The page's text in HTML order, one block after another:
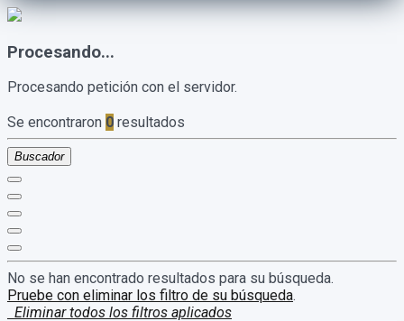
Procesando...
Procesando petición con el servidor.
Se encontraron 0 resultados
Buscador
No se han encontrado resultados para su búsqueda.
Pruebe con eliminar los filtro de su búsqueda.
Eliminar todos los filtros aplicados